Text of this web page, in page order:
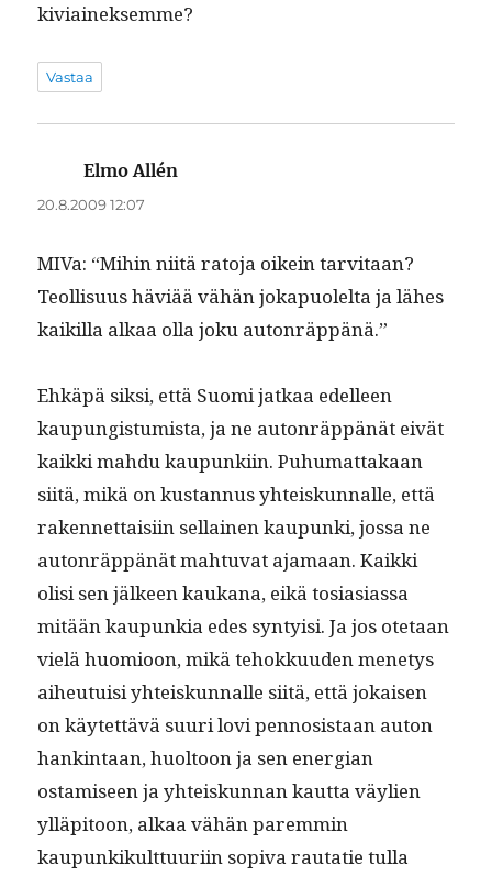
kiviaineksemme?
Vastaa
Elmo Allén
20.8.2009 12:07
MIVa: “Mihin niitä rato­ja oikein tarvi­taan?
Teol­lisu­us häviää vähän joka­puolelta ja läh­es
kaikil­la alkaa olla joku autonräppänä.”
Ehkäpä sik­si, että Suo­mi jatkaa edelleen
kaupungis­tu­mista, ja ne auton­räp­pänät eivät
kaik­ki mah­du kaupunki­in. Puhu­mat­takaan
siitä, mikä on kus­tan­nus yhteiskun­nalle, että
raken­net­taisi­in sel­l­ainen kaupun­ki, jos­sa ne
auton­räp­pänät mah­tu­vat aja­maan. Kaik­ki
olisi sen jäl­keen kaukana, eikä tosi­asi­as­sa
mitään kaupunkia edes syn­ty­isi. Ja jos ote­taan
vielä huomioon, mikä tehokku­u­den mene­tys
aiheu­tu­isi yhteiskun­nalle siitä, että jokaisen
on käytet­tävä suuri lovi pen­no­sis­taan auton
han­k­in­taan, huoltoon ja sen ener­gian
ostamiseen ja yhteiskun­nan kaut­ta väylien
ylläpi­toon, alkaa vähän parem­min
kaupunkikult­tuuri­in sopi­va rautatie tul­la